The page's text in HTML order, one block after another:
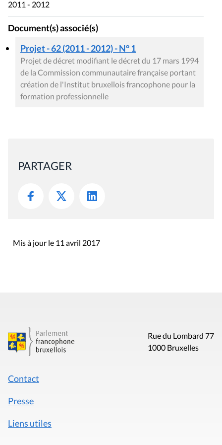
2011 - 2012
Document(s) associé(s)
Projet - 62 (2011 - 2012) - N° 1
Projet de décret modifiant le décret du 17 mars 1994
de la Commission communautaire française portant
création de l'Institut bruxellois francophone pour la
formation professionnelle
PARTAGER
Mis à jour le 11 avril 2017
Rue du Lombard 77
1000 Bruxelles
Contact
Presse
Liens utiles